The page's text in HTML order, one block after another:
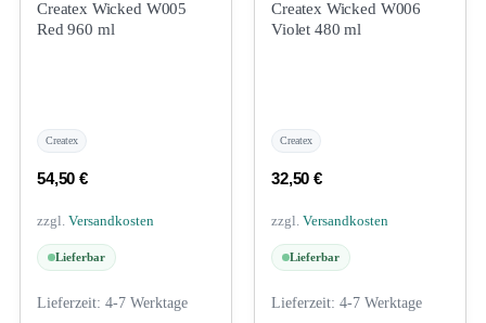
Createx Wicked W005
Red 960 ml
Createx
54,50€
zzgl. Versandkosten
Lieferbar
Lieferzeit: 4-7 Werktage
Createx Wicked W006
Violet 480 ml
Createx
32,50€
zzgl. Versandkosten
Lieferbar
Lieferzeit: 4-7 Werktage